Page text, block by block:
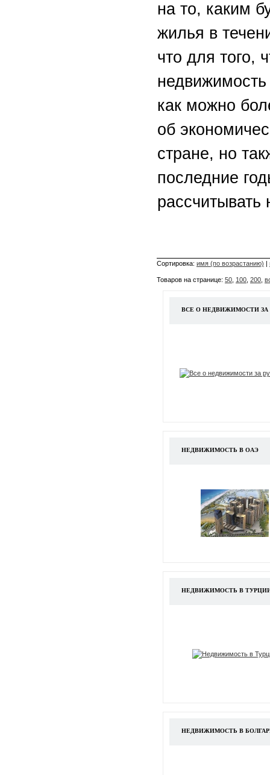
на то, каким
жилья в
что для того,
как можно
об
стране, но
последние
рассчитывать
Сортировка: имя (по возрастанию) |
Товаров на странице: 50 100 200
ВСЕ О НЕДВИЖИМОСТИ
НЕДВИЖИМОСТЬ В ОАЭ
НЕДВИЖИМОСТЬ В
НЕДВИЖИМОСТЬ В